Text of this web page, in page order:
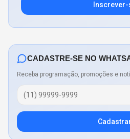
Inscrever-
CADASTRE-SE NO
Receba programação, promoções e